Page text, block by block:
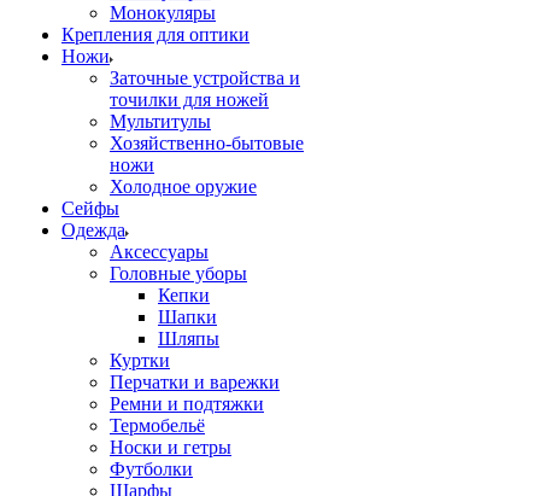
Монокуляры
Крепления для оптики
Ножи
Заточные устройства и
точилки для ножей
Мультитулы
Хозяйственно-бытовые
ножи
Холодное оружие
Сейфы
Одежда
Аксессуары
Головные уборы
Кепки
Шапки
Шляпы
Куртки
Перчатки и варежки
Ремни и подтяжки
Термобельё
Носки и гетры
Футболки
Шарфы